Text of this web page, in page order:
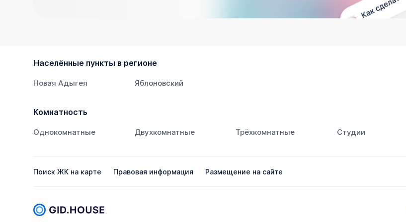
Населённые пункты в регионе
Новая Адыгея Яблоновский
Комнатность
Однокомнатные Двухкомнатные Трёхкомнатные Студии
Поиск ЖК на карте Правовая информация Размещение на сайте